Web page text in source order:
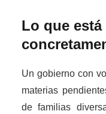
Lo que
Un gobierno con
materias
de familias